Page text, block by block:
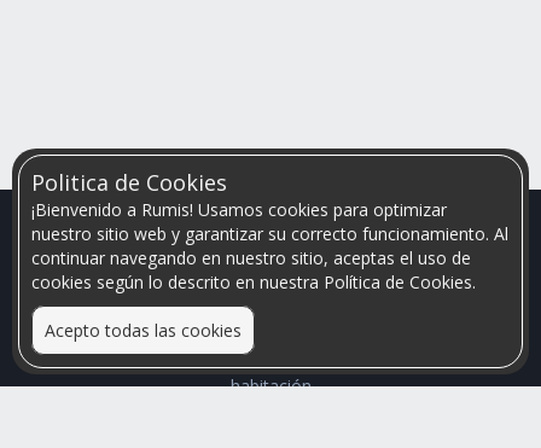
Politica de Cookies
¡Bienvenido a Rumis! Usamos cookies para optimizar
nuestro sitio web y garantizar su correcto funcionamiento. Al
continuar navegando en nuestro sitio, aceptas el uso de
cookies según lo descrito en nuestra Política de Cookies.
Acepto todas las cookies
Relacionamos personas que arriendan con las que buscan una
habitación